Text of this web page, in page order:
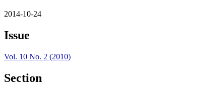
2014-10-24
Issue
Vol. 10 No. 2 (2010)
Section